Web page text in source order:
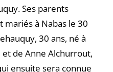
Ses parents
mariés à Nabas le 30
30 ans, né à
de Anne Alchurrout,
ensuite sera connue